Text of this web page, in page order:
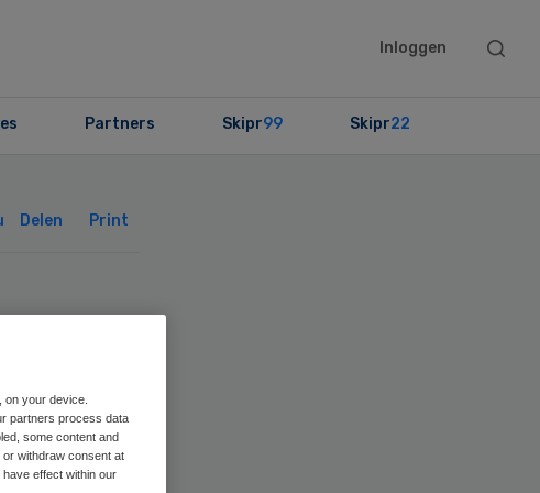
Inloggen
Search
Partners Skipr99 Skipr22
Delen Print
your device.
partners process data
some content and
withdraw consent at
effect within our